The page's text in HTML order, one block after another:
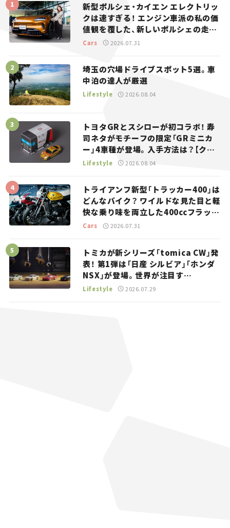
新型ポルシェ・カイエン エレクトリッ
クは速すぎる！ エンジン車派の私の価
値観を覆した、新しいポルシェの走
り。
Cars 2026.07.31
埼玉の穴場ドライブスポット5選。車
中泊の達人が厳選
Lifestyle 2026.08.04
トヨタGRとスシローが初コラボ！ 寿
司ネタがモチーフの限定「GRミニカ
ー」4車種が登場。入手方法は？【クル
マとホビー】
Lifestyle 2026.08.04
トライアンフ新型「トラッカー400」は
どんなバイク？ ワイルドな見た目と軽
快な乗り味を両立した400ccフラット
トラッカー【試乗レビュー】
Cars 2026.07.31
トミカが新シリーズ「tomica CW」発
表！ 第1弾は「日産 シルビア」「ホンダ
NSX」が登場。世界が注目す
る“JDM”に焦点【クルマとホビー】
Lifestyle 2026.07.29